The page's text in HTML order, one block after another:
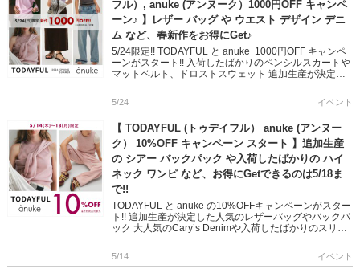
フル）, anuke (アンヌーク）1000円OFF キャンペ
ーン♪ 】レザー バッグ や ウエスト デザイン デニ
ム など、春新作をお得にGet♪
5/24限定!! TODAYFUL と anuke 1000円OFF キャンペ
ーンがスタート!! 入荷したばかりのペンシルスカートや
マットベルト、ドロストスウェット 追加生産が決定し
5/24 イベント
【 TODAYFUL (トゥデイフル） anuke (アンヌー
ク） 10%OFF キャンペーン スタート 】追加生産
の シアー バックパック や入荷したばかりの ハイ
ネック ワンピ など、お得にGetできるのは5/18ま
で!!
TODAYFUL と anuke の10%OFFキャンペーンがスター
ト!! 追加生産が決定した人気のレザーバッグやバックパ
ック 大人気のCary’s Denimや入荷したばかりのスリー
5/14 イベント